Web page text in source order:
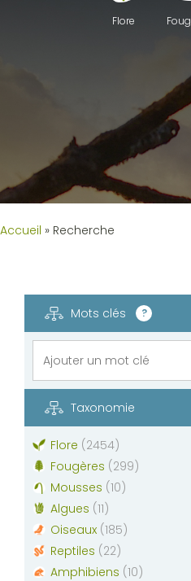
Flore
Accueil » Recherche
Mots clés ?
Taxonomie
Flore (2454)
Fougères (299)
Mousses (10)
Algues (11)
Oiseaux (185)
Reptiles (22)
Amphibiens (10)